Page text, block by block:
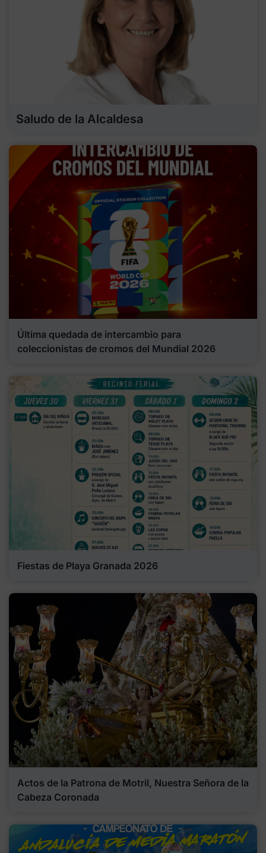
Saludo de la Alcaldesa
Última quedada de intercambio para
coleccionistas de cromos del Mundial 2026
Fiestas de Playa Granada 2026
Actos de la Patrona de Motril, Nuestra Señora de la
Cabeza Coronada